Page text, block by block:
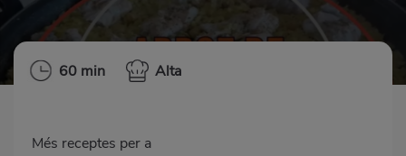
60 min Alta
Més receptes per a